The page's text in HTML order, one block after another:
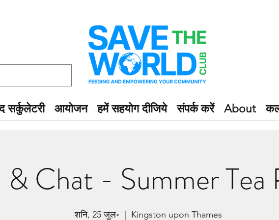
सर्कुलेटरी आयोजन हमें सहयोग दीजिये संपर्क करें About
& Chat - Summer Tea
शनि, 25 जुल॰ Kingston upon Thames